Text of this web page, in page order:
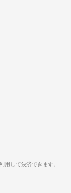
用して決済できます。